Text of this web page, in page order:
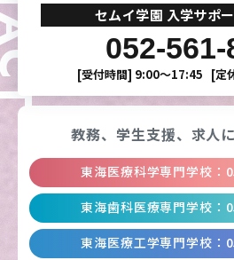
セムイ学園 入学サポ
052-561-
[受付時間] 9:00〜17:45 [定
教務、学生支援、 求人
東海医療科学専門学校 ：
東海歯科医療専門学校 ：
東海医療工学専門学校 ：